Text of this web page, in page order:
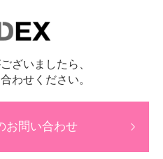
ざいましたら、
わせください。
お問い合わせ